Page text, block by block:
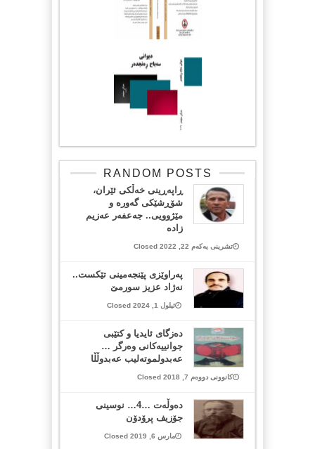
RANDOM POSTS
ڕاپەڕینی خەڵکی ئێران،
شۆڕشێکی گەورە و
مێژوویی.. جەعفەر عەزیم
زادە
تشرینی یەکەم 22, 2022 Closed
په‌راوێزی پێنجه‌مینی تێكست..
نه‌ژاد عزیز سورمێ
ئیلول 1, 2024 Closed
ده‌زگای ئایدیا و كتێبی
جوانییه‌كانی وه‌رگر …
عەبدولموتەلیب عەبدوڵڵا
کانوونی دووەم 7, 2018 Closed
دەوڵەت …4… نوسینی
جۆزیف پرۆدۆن
مارس 6, 2019 Closed